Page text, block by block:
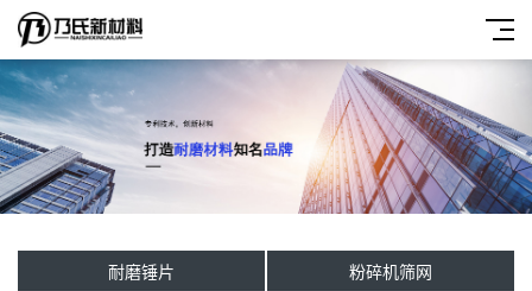
耐磨锤片
粉碎机筛网